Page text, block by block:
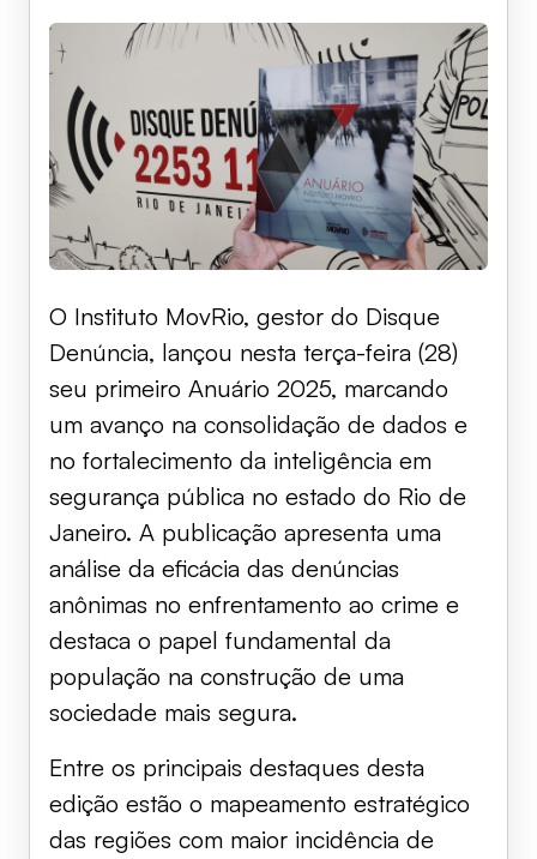
O Instituto MovRio, gestor do Disque
Denúncia, lançou nesta terça-feira (28)
seu primeiro Anuário 2025, marcando
um avanço na consolidação de dados e
no fortalecimento da inteligência em
segurança pública no estado do Rio de
Janeiro. A publicação apresenta uma
análise da eficácia das denúncias
anônimas no enfrentamento ao crime e
destaca o papel fundamental da
população na construção de uma
sociedade mais segura.
Entre os principais destaques desta
edição estão o mapeamento estratégico
das regiões com maior incidência de